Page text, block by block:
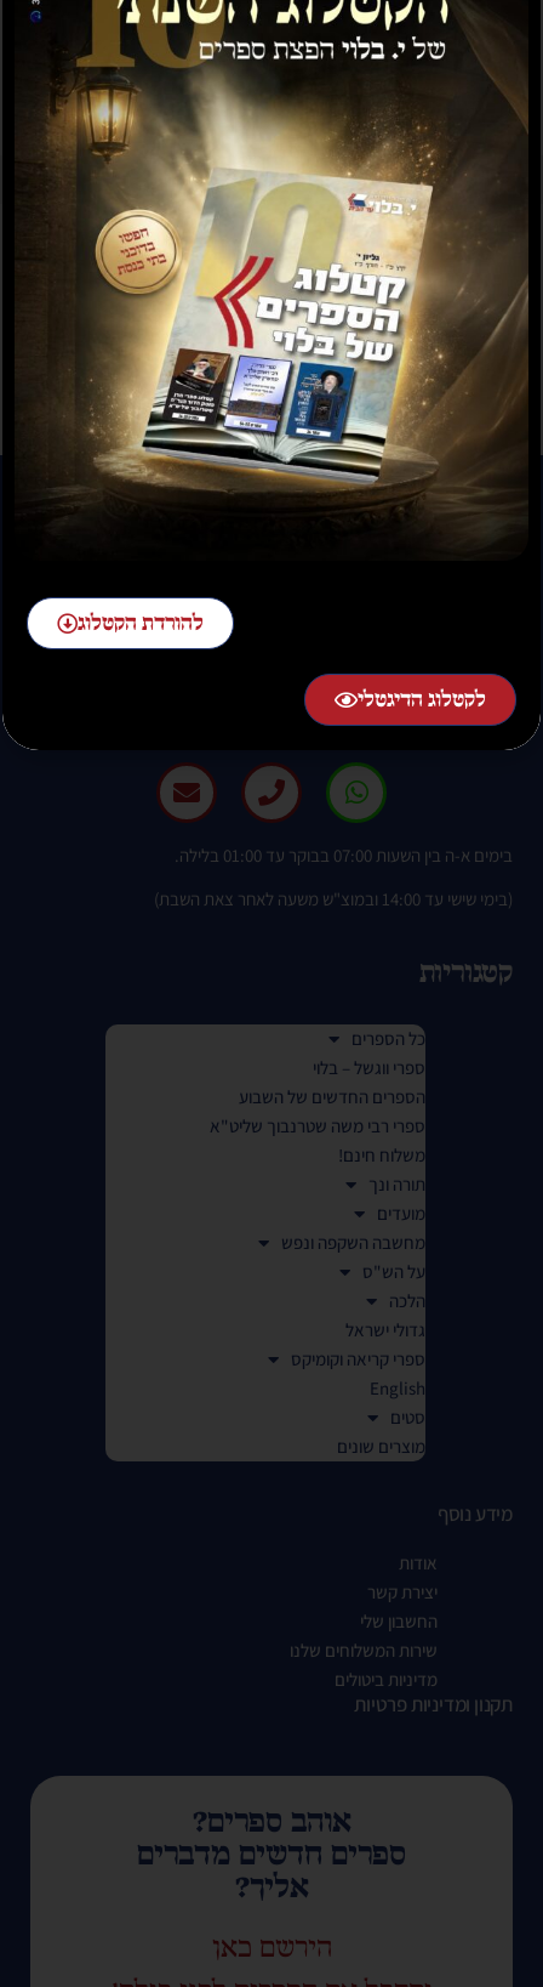
תשועה ברוב יועץ
₪ 35.00 ₪ 15.00
תשובה מאת הרב ראובן
לויכטר שליטא
– 30.00
02-58-58-58-1 שלוחה 2
בימים א-ה בין השעות 07:00 בבוקר עד 01:00 בלילה.
(בימי שישי עד 14:00 ובמוצ"ש משעה לאחר צאת השבת)
קטגוריות
כל הספרים
ספרי ווגשל – בלוי
הספרים החדשים של השבוע
ספרי רבי משה שטרנבוך שליט"א
משלוח חינם!
תורה ונך
מועדים
מחשבה השקפה ונפש
על הש"ס
הלכה
גדולי ישראל
ספרי קריאה וקומיקס
English
סטים
מוצרים שונים
מידע נוסף
אודות
יצירת קשר
החשבון שלי
שירות המשלוחים שלנו
מדיניות ביטולים
תקנון ומדיניות פרטיות
אוהב ספרים?
ספרים חדשים מדברים
אליך?
הירשם כאן
להורדת הקטלוג
לקטלוג הדיגטלי